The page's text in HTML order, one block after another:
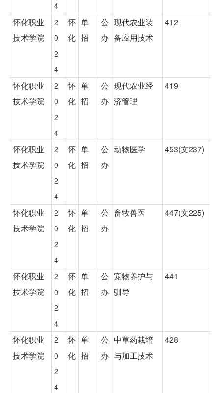
4
怀化职业
技术学院
2
0
2
4
怀
化
单
招
公
办
现代农业装
备应用技术
412
怀化职业
技术学院
2
0
2
4
怀
化
单
招
公
办
现代农业经
济管理
419
怀化职业
技术学院
2
0
2
4
怀
化
单
招
公
办
动物医学 453(文237)
怀化职业
技术学院
2
0
2
4
怀
化
单
招
公
办
畜牧兽医 447(文225)
怀化职业
技术学院
2
0
2
4
怀
化
单
招
公
办
宠物养护与
驯导
441
怀化职业
技术学院
2
0
2
4
怀
化
单
招
公
办
中草药栽培
与加工技术
428